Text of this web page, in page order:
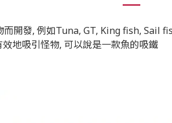
開發, 例如Tuna, GT, King fish,
地吸引怪物, 可以說是一款魚的吸鐵